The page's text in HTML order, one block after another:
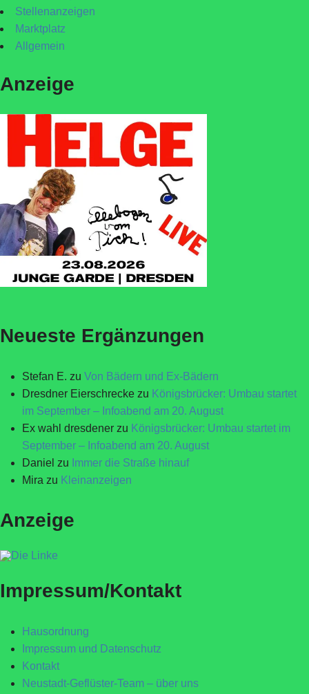
Stellenanzeigen
Marktplatz
Allgemein
Anzeige
Neueste Ergänzungen
Stefan E. zu Von Bädern und Ex-Bädern
Dresdner Eierschrecke zu Königsbrücker: Umbau startet
im September – Infoabend am 20. August
Ex wahl dresdener zu Königsbrücker: Umbau startet im
September – Infoabend am 20. August
Daniel zu Immer die Straße hinauf
Mira zu Kleinanzeigen
Anzeige
Impressum/Kontakt
Hausordnung
Impressum und Datenschutz
Kontakt
Neustadt-Geflüster-Team – über uns